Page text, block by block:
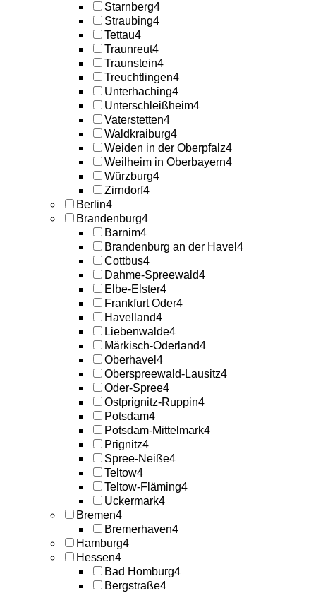
Starnberg4
Straubing4
Tettau4
Traunreut4
Traunstein4
Treuchtlingen4
Unterhaching4
Unterschleißheim4
Vaterstetten4
Waldkraiburg4
Weiden in der Oberpfalz4
Weilheim in Oberbayern4
Würzburg4
Zirndorf4
Berlin4
Brandenburg4
Barnim4
Brandenburg an der Havel 4
Cottbus4
Dahme-Spreewald4
Elbe-Elster4
Frankfurt Oder4
Havelland4
Liebenwalde4
Märkisch-Oderland4
Oberhavel 4
Oberspreewald-Lausitz4
Oder-Spree4
Ostprignitz-Ruppin4
Potsdam4
Potsdam-Mittelmark4
Prignitz4
Spree-Neiße4
Teltow4
Teltow-Fläming4
Uckermark4
Bremen4
Bremerhaven4
Hamburg4
Hessen4
Bad Homburg4
Bergstraße4